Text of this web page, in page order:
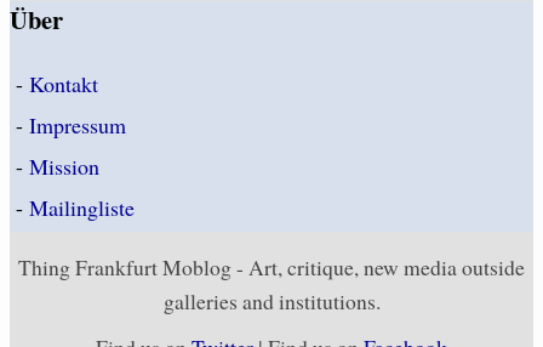
Über
- Kontakt
- Impressum
- Mission
- Mailingliste
Thing Frankfurt Moblog - Art, critique, new media outside
galleries and institutions.